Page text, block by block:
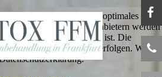
um Besuchern ein optimales
Inhalte von Drittanbietern werden
Option aktiviert ist. Die
auch in einem Drittland erfolgen.